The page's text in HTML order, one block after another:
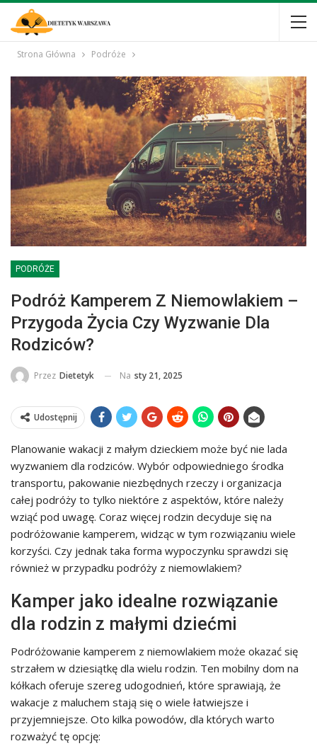
Strona Główna Podróże
PODRÓŻE
Podróż Kamperem Z Niemowlakiem –
Przygoda Życia Czy Wyzwanie Dla
Rodziców?
Przez Dietetyk Na sty 21, 2025
Udostępnij
Planowanie wakacji z małym dzieckiem może być nie lada
wyzwaniem dla rodziców. Wybór odpowiedniego środka
transportu, pakowanie niezbędnych rzeczy i organizacja
całej podróży to tylko niektóre z aspektów, które należy
wziąć pod uwagę. Coraz więcej rodzin decyduje się na
podróżowanie kamperem, widząc w tym rozwiązaniu wiele
korzyści. Czy jednak taka forma wypoczynku sprawdzi się
również w przypadku podróży z niemowlakiem?
Kamper jako idealne rozwiązanie
dla rodzin z małymi dziećmi
Podróżowanie kamperem z niemowlakiem może okazać się
strzałem w dziesiątkę dla wielu rodzin. Ten mobilny dom na
kółkach oferuje szereg udogodnień, które sprawiają, że
wakacje z maluchem stają się o wiele łatwiejsze i
przyjemniejsze. Oto kilka powodów, dla których warto
rozważyć tę opcję: